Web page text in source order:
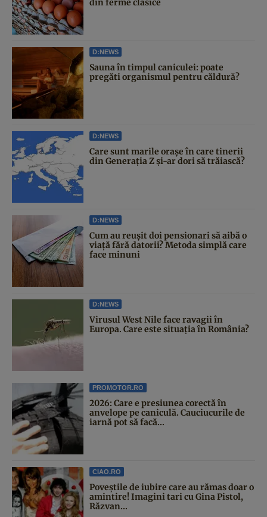
din ferme clasice
D:NEWS
Sauna în timpul caniculei: poate
pregăti organismul pentru căldură?
D:NEWS
Care sunt marile orașe în care tinerii
din Generația Z și-ar dori să trăiască?
D:NEWS
Cum au reușit doi pensionari să aibă o
viață fără datorii? Metoda simplă care
face minuni
D:NEWS
Virusul West Nile face ravagii în
Europa. Care este situația în România?
PROMOTOR.RO
2026: Care e presiunea corectă în
anvelope pe caniculă. Cauciucurile de
iarnă pot să facă...
CIAO.RO
Poveştile de iubire care au rămas doar o
amintire! Imagini tari cu Gina Pistol,
Răzvan...